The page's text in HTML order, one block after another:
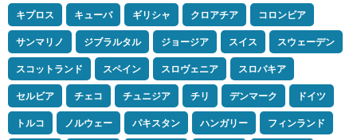
キプロス
キューバ ギリシャ クロアチア
コロンビア
サンマリノ
ジブラルタル ジョージア スイス
スウェーデン
スコットランド
スペイン スロヴェニア
スロバキア
セルビア
チェコ チュニジア チリ デンマーク
ドイツ
トルコ
ノルウェー パキスタン ハンガリー
フィンランド